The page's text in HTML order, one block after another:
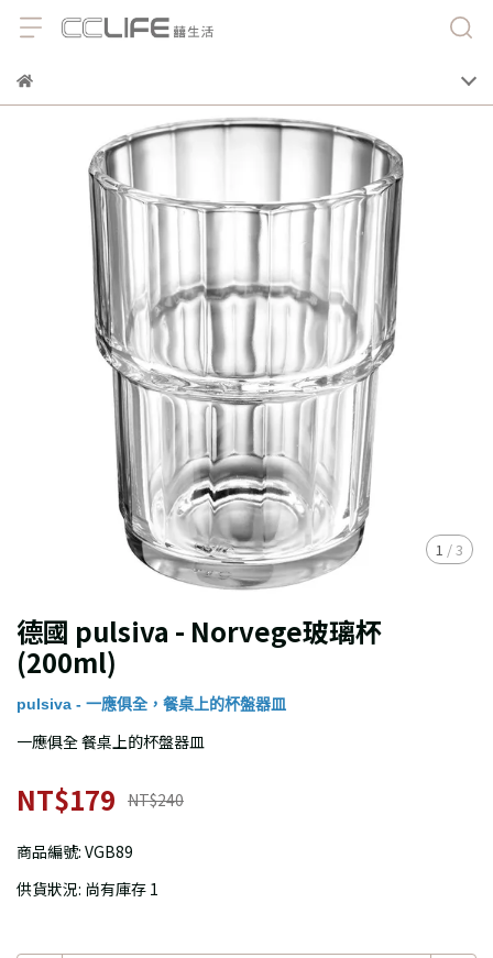
1 /3
德國 pulsiva - Norvege玻璃杯
(200ml)
pulsiva - 一應俱全，餐桌上的杯盤器皿
一應俱全 餐桌上的杯盤器皿
NT$179 NT$240
商品編號: VGB89
供貨狀況: 尚有庫存 1